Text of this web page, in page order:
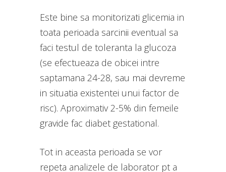
Este bine sa monitorizati glicemia in
toata perioada sarcinii eventual sa
faci testul de toleranta la glucoza
(se efectueaza de obicei intre
saptamana 24-28, sau mai devreme
in situatia existentei unui factor de
risc). Aproximativ 2-5% din femeile
gravide fac diabet gestational.
Tot in aceasta perioada se vor
repeta analizele de laborator pt a